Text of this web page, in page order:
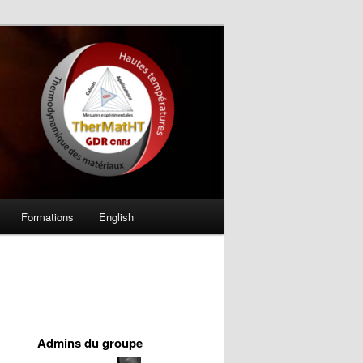
Formations English
Admins du groupe